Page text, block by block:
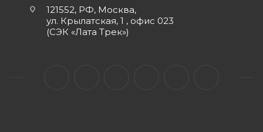
121552, РФ, Москва,
ул. Крылатская, 1 , офис 023
(СЭК «Лата Трек»)